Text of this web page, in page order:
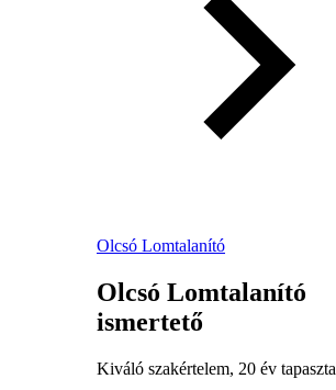
Olcsó Lomtalanító
Olcsó Lomtalanító
ismertető
Kiváló szakértelem, 20 év